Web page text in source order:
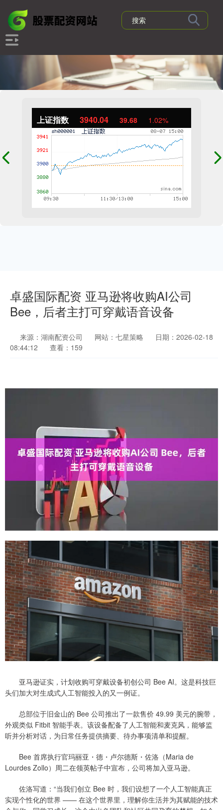
上证指数 3940.04 39.68 1.02%
卓盛国际配资 亚马逊将收购AI公司
Bee，后者主打可穿戴语音设备
来源：湖南配资公司 网站：七星策略
日期：2026-02-18
08:44:12
查看：159
亚马逊证实，计划收购可穿戴设备初创公司 Bee AI。这是科技巨
头们加大对生成式人工智能投入的又一例证。
总部位于旧金山的 Bee 公司推出了一款售价 49.99 美元的腕带，
外观类似 Fitbit 智能手表。该设备配备了人工智能和麦克风，能够监
听并分析对话，为日常任务提供摘要、待办事项清单和提醒。
Bee 首席执行官玛丽亚・德・卢尔德斯・佐洛（Maria de
Lourdes Zollo）周二在领英帖子中宣布，公司将加入亚马逊。
佐洛写道：“当我们创立 Bee 时，我们设想了一个人工智能真正
实现个性化的世界 —— 在这个世界里，理解你生活并为其赋能的技术